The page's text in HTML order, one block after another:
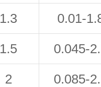
1.3 0.01-
1.5 0.045-
2 0.085-